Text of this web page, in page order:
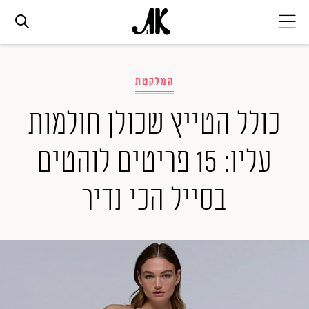
אופנה
ביוטי
סלבס
ערוצים נוספים
המגזין
המלקטת
כולל הטייץ שכולן חולמות
עליו: 15 פריטים לוהטים
בסייל הכי נדיר